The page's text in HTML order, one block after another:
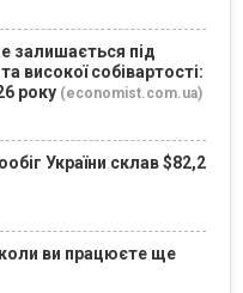
залишається під
високої собівартості:
року (economist.com.ua)
України склав $82,2
ви працюєте ще